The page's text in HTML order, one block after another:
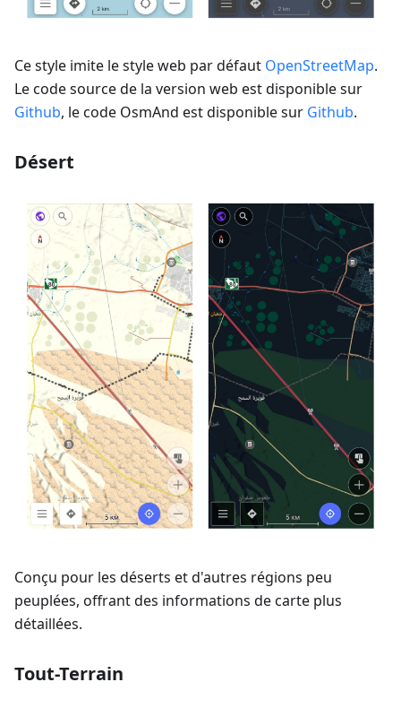
Ce style imite le style web par défaut OpenStreetMap.
Le code source de la version web est disponible sur
Github, le code OsmAnd est disponible sur Github.
Désert
Conçu pour les déserts et d'autres régions peu
peuplées, offrant des informations de carte plus
détaillées.
Tout-Terrain